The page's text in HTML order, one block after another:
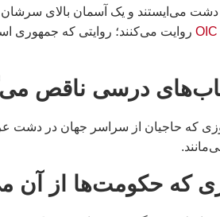
دشت می‌ایستند و یک آسمان بالای سرشان
OIC روایت می‌کنند؛ روایتی که جمهوری
درسی ناقص
است روزی که حاجیان از سراسر جهان
که حکومت‌ها از آن